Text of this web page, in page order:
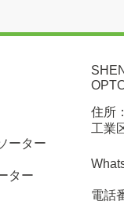
ーター
ター
住所
工業
電話